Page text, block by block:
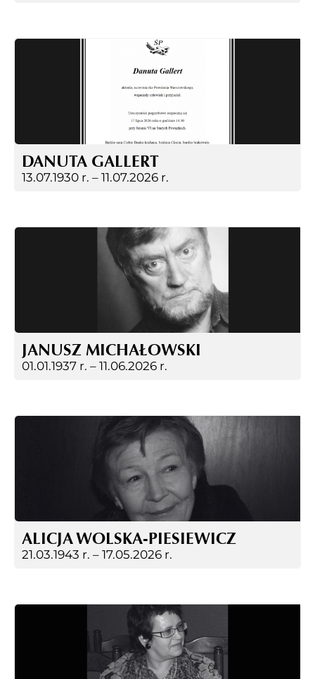
DANUTA GALLERT
13.07.1930 r. – 11.07.2026 r.
JANUSZ MICHAŁOWSKI
01.01.1937 r. – 11.06.2026 r.
ALICJA WOLSKA-PIESIEWICZ
21.03.1943 r. – 17.05.2026 r.